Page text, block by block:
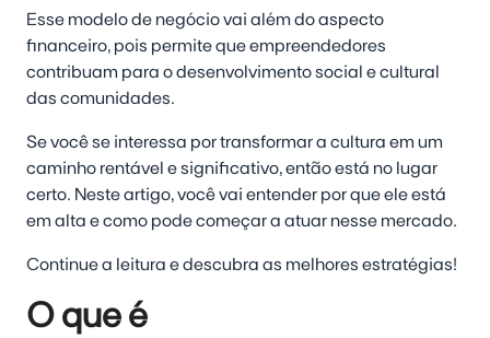
Esse modelo de negócio vai além do aspecto
financeiro, pois permite que empreendedores
contribuam para o desenvolvimento social e cultural
das comunidades.
Se você se interessa por transformar a cultura em um
caminho rentável e significativo, então está no lugar
certo. Neste artigo, você vai entender por que ele está
em alta e como pode começar a atuar nesse mercado.
Continue a leitura e descubra as melhores estratégias!
O que é